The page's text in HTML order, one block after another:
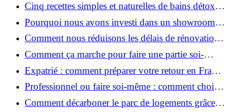
Cinq recettes simples et naturelles de bains détox
maison
Pourquoi nous avons investi dans un showroom-
atelier et ce que cela apporte aux clients
Comment nous réduisons les délais de rénovation à
3 mois au lieu de 6?
Comment ça marche pour faire une partie soi-
même et nous confier le reste ?
Expatrié : comment préparer votre retour en France
et rénover votre bien à distance ?
Professionnel ou faire soi-même : comment choisir
pour votre rénovation ?
Comment décarboner le parc de logements grâce à